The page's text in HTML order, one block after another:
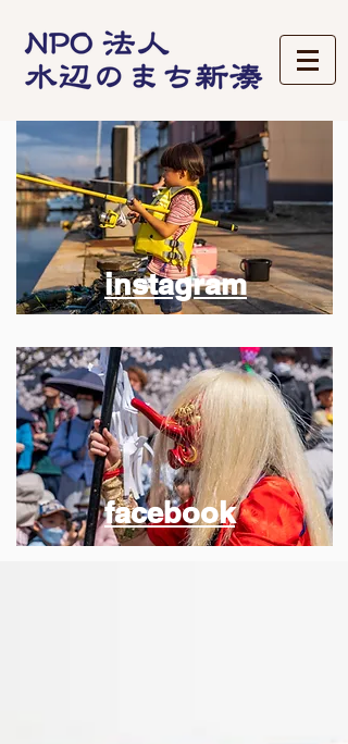
instagram
facebook